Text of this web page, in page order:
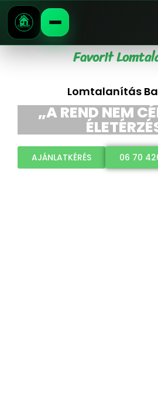
Favorit
Lomtalanítás
„A REND NEM
AJÁNLATKÉRÉS 06 70